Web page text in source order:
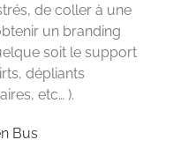
de coller à une
un branding
soit le support
dépliants
etc… ).
Bus